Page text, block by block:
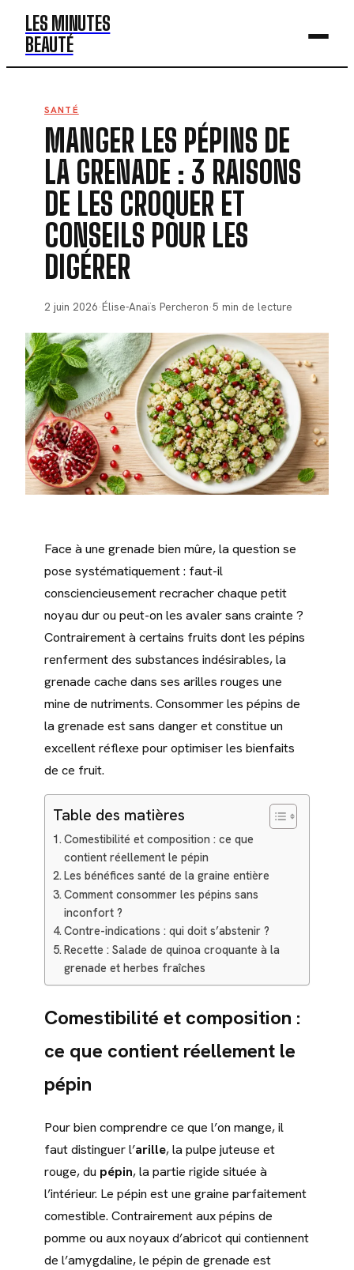
LES MINUTES
BEAUTÉ
BEAUTÉ
MODE
SANTÉ
BIEN-ÊTRE
DÉV. PERSO
SANTÉ
MANGER LES PÉPINS DE
LA GRENADE : 3 RAISONS
DE LES CROQUER ET
CONSEILS POUR LES
DIGÉRER
2 juin 2026·Élise-Anaïs Percheron·5 min de lecture
Face à une grenade bien mûre, la question se
pose systématiquement : faut-il
consciencieusement recracher chaque petit
noyau dur ou peut-on les avaler sans crainte ?
Contrairement à certains fruits dont les pépins
renferment des substances indésirables, la
grenade cache dans ses arilles rouges une
mine de nutriments. Consommer les pépins de
la grenade est sans danger et constitue un
excellent réflexe pour optimiser les bienfaits
de ce fruit.
Table des matières
Comestibilité et composition : ce que
contient réellement le pépin
Les bénéfices santé de la graine entière
Comment consommer les pépins sans
inconfort ?
Contre-indications : qui doit s’abstenir ?
Recette : Salade de quinoa croquante à la
grenade et herbes fraîches
Comestibilité et composition :
ce que contient réellement le
pépin
Pour bien comprendre ce que l’on mange, il
faut distinguer l’arille, la pulpe juteuse et
rouge, du pépin, la partie rigide située à
l’intérieur. Le pépin est une graine parfaitement
comestible. Contrairement aux pépins de
pomme ou aux noyaux d’abricot qui contiennent
de l’amygdaline, le pépin de grenade est